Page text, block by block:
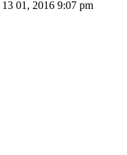
13 01, 2016 9:07 pm